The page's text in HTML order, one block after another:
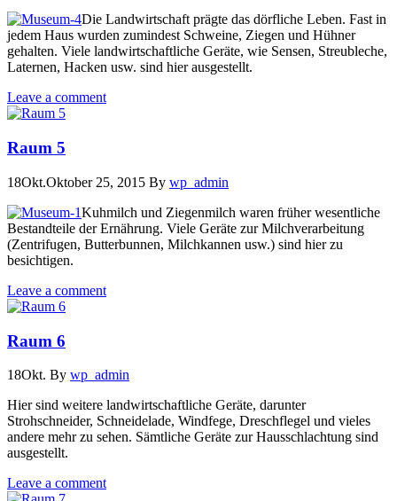
Die Landwirtschaft prägte das dörfliche Leben. Fast in
jedem Haus wurden zumindest Schweine, Ziegen und Hühner
gehalten. Viele landwirtschaftliche Geräte, wie Sensen, Streubleche,
Laternen, Hacken usw. sind hier ausgestellt.
Leave a comment
Raum 5
18Okt.Oktober 25, 2015 By wp_admin
Kuhmilch und Ziegenmilch waren früher wesentliche
Bestandteile der Ernährung. Viele Geräte zur Milchverarbeitung
(Zentrifugen, Butterbunnen, Milchkannen usw.) sind hier zu
besichtigen.
Leave a comment
Raum 6
18Okt. By wp_admin
Hier sind weitere landwirtschaftliche Geräte, darunter
Strohschneider, Schneidelade, Windfege, Dreschflegel und vieles
andere mehr zu sehen. Sämtliche Geräte zur Hausschlachtung sind
ausgestellt.
Leave a comment